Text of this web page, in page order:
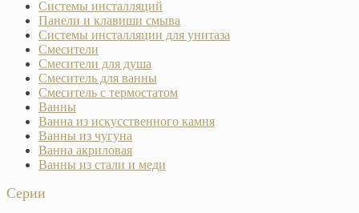
Системы инсталляций
Панели и клавиши смыва
Системы инсталляции для унитаза
Смесители
Смесители для душа
Смеситель для ванны
Смеситель с термостатом
Ванны
Ванна из искусственного камня
Ванны из чугуна
Ванна акриловая
Ванны из стали и меди
Серии